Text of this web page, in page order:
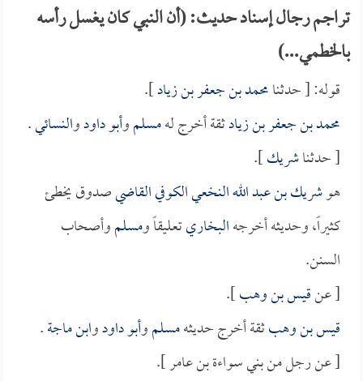
تراجم رجال إسناد حديث: (أن النبي كان يغسل رأسه
بالخطمي...)
قوله: [ حدثنامحمد بن جعفر بن زياد].
محمد بن جعفر بن زيادثقة أخرج لهمسلموأبو داودوالنسائي.
[ حدثناشريك].
هوشريك بن عبد الله النخعي الكوفي القاضيصدوق يخطئ
كثيراً، وحديثه أخرجهالبخاريتعليقاً ومسلموأصحاب
السنن.
[ عنقيس بن وهب].
قيس بن وهبثقة أخرج حديثهمسلموأبو داودوابن ماجة.
[ عن رجل من بني سواءة بن عامر ].